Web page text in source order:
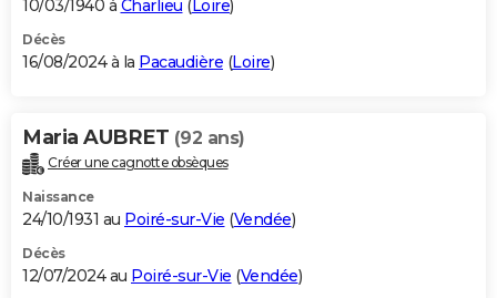
10/03/1940 à Charlieu ( Loire)
Décès
16/08/2024 à la Pacaudière (Loire)
Maria AUBRET (92 ans)
Créer une cagnotte obsèques
Naissance
24/10/1931 au Poiré-sur-Vie (Vendée)
Décès
12/07/2024 au Poiré-sur-Vie (Vendée)